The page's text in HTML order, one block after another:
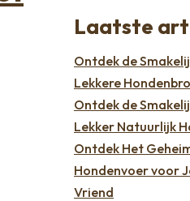
Laatste
Ontdek de
Lekkere
Ontdek de
Lekker Natuurlijk
Ontdek Het
Hondenvoer voor
Vriend